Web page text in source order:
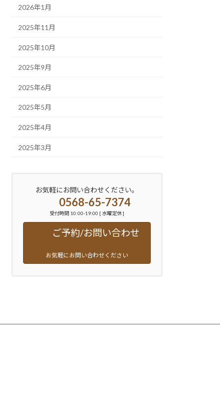
2026年1月
2025年11月
2025年10月
2025年9月
2025年6月
2025年5月
2025年4月
2025年3月
お気軽にお問い合わせください。
0568-65-7374
受付時間 10:00-19:00 [ 水曜定休 ]
ご予約/お問い合わせ
お気軽にお問い合わせください